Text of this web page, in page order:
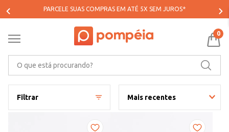
PARCELE SUAS COMPRAS EM ATÉ 5X SEM JUROS*
0
Filtrar Mais recentes